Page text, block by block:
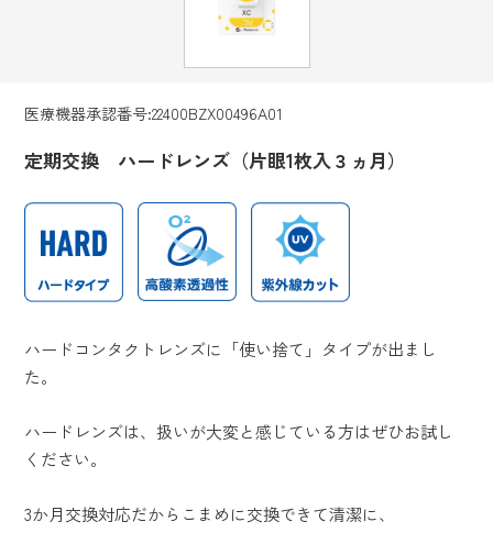
医療機器承認番号:22400BZX00496A01
定期交換 ハードレンズ（片眼1枚入３ヵ月）
ハードコンタクトレンズに「使い捨て」タイプが出まし
た。
ハードレンズは、扱いが大変と感じている方はぜひお試し
ください。
3か月交換対応だからこまめに交換できて清潔に、